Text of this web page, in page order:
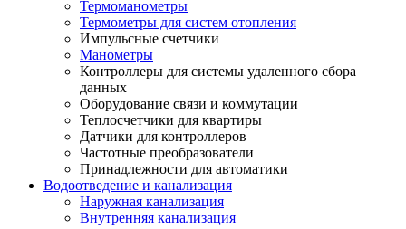
Термоманометры
Термометры для систем отопления
Импульсные счетчики
Манометры
Контроллеры для системы удаленного сбора
данных
Оборудование связи и коммутации
Теплосчетчики для квартиры
Датчики для контроллеров
Частотные преобразователи
Принадлежности для автоматики
Водоотведение и канализация
Наружная канализация
Внутренняя канализация